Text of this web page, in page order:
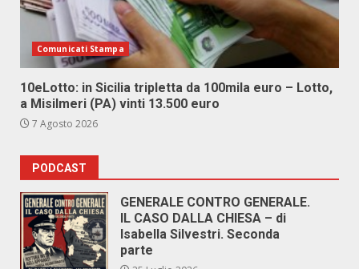
Comunicati Stampa
10eLotto: in Sicilia tripletta da 100mila euro – Lotto,
a Misilmeri (PA) vinti 13.500 euro
7 Agosto 2026
PODCAST
GENERALE CONTRO GENERALE.
IL CASO DALLA CHIESA – di
Isabella Silvestri. Seconda
parte